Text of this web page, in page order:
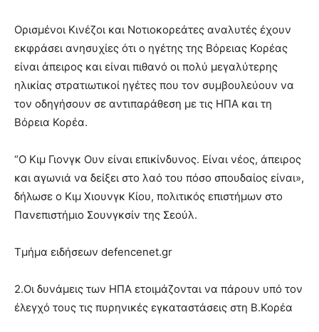
Ορισμένοι Κινέζοι και Νοτιοκορεάτες αναλυτές έχουν
εκφράσει ανησυχίες ότι ο ηγέτης της Βόρειας Κορέας
είναι άπειρος και είναι πιθανό οι πολύ μεγαλύτερης
ηλικίας στρατιωτικοί ηγέτες που τον συμβουλεύουν να
τον οδηγήσουν σε αντιπαράθεση με τις ΗΠΑ και τη
Βόρεια Κορέα.
“Ο Κιμ Γιονγκ Ουν είναι επικίνδυνος. Είναι νέος, άπειρος
και αγωνιά να δείξει στο λαό του πόσο σπουδαίος είναι»,
δήλωσε ο Κιμ Χιουνγκ Κίου, πολιτικός επιστήμων στο
Πανεπιστήμιο Σουνγκσίν της Σεούλ.
Τμήμα ειδήσεων defencenet.gr
2.Οι δυνάμεις των ΗΠΑ ετοιμάζονται να πάρουν υπό τον
έλεγχό τους τις πυρηνικές εγκαταστάσεις στη Β.Κορέα